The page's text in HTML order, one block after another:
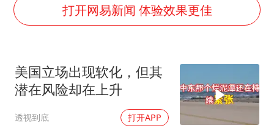
我国编制完成新版全月地质图
奋进开新局 实干挑大梁
打开网易新闻 体验效果更佳
美国立场出现软化，但其
潜在风险却在上升
透视到底 打开APP